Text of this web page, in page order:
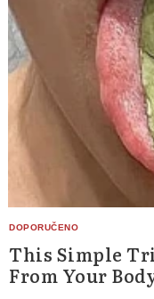
This Simple
From Your